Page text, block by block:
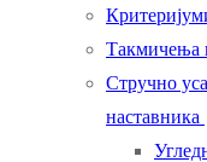
Такмичења
Стручно
наставника